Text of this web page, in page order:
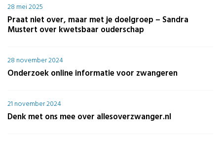
28 mei 2025
Praat niet over, maar met je doelgroep – Sandra
Mustert over kwetsbaar ouderschap
28 november 2024
Onderzoek online informatie voor zwangeren
21 november 2024
Denk met ons mee over allesoverzwanger.nl